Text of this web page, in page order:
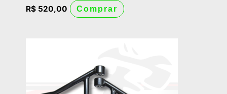
R$ 520,00 Comprar